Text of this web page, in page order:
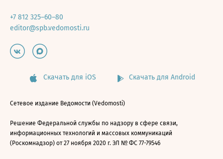
+7 812 325–60–80
editor@spb.vedomosti.ru
Скачать для iOS Скачать для Android
Сетевое издание Ведомости (Vedomosti)
Решение Федеральной службы по надзору в сфере связи,
информационных технологий и массовых коммуникаций
(Роскомнадзор) от 27 ноября 2020 г. ЭЛ № ФС 77-79546